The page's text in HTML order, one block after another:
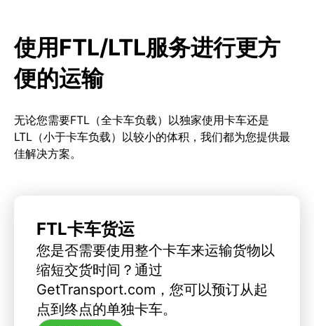
使用FTL/LTL服务进行更方
便的运输
无论您需要FTL（全卡车负载）以独家使用卡车还是
LTL（小于卡车负载）以较小的体积，我们都为您提供最
佳解决方案。
FTL卡车货运
您是否需要使用整个卡车来运输货物以
缩短交货时间？通过
GetTransport.com，您可以预订从起
点到终点的单独卡车。